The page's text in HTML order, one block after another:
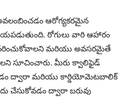
ఆరోగ్యకరమైన
రోగులు వారి ఆహారం
మరియు అవసరమైతే
సూచించారు. మీరు క్వాలిఫైడ్
ద్వారా మరియు కార్డియోమెటబాలిక్
ద్వారా బరువు